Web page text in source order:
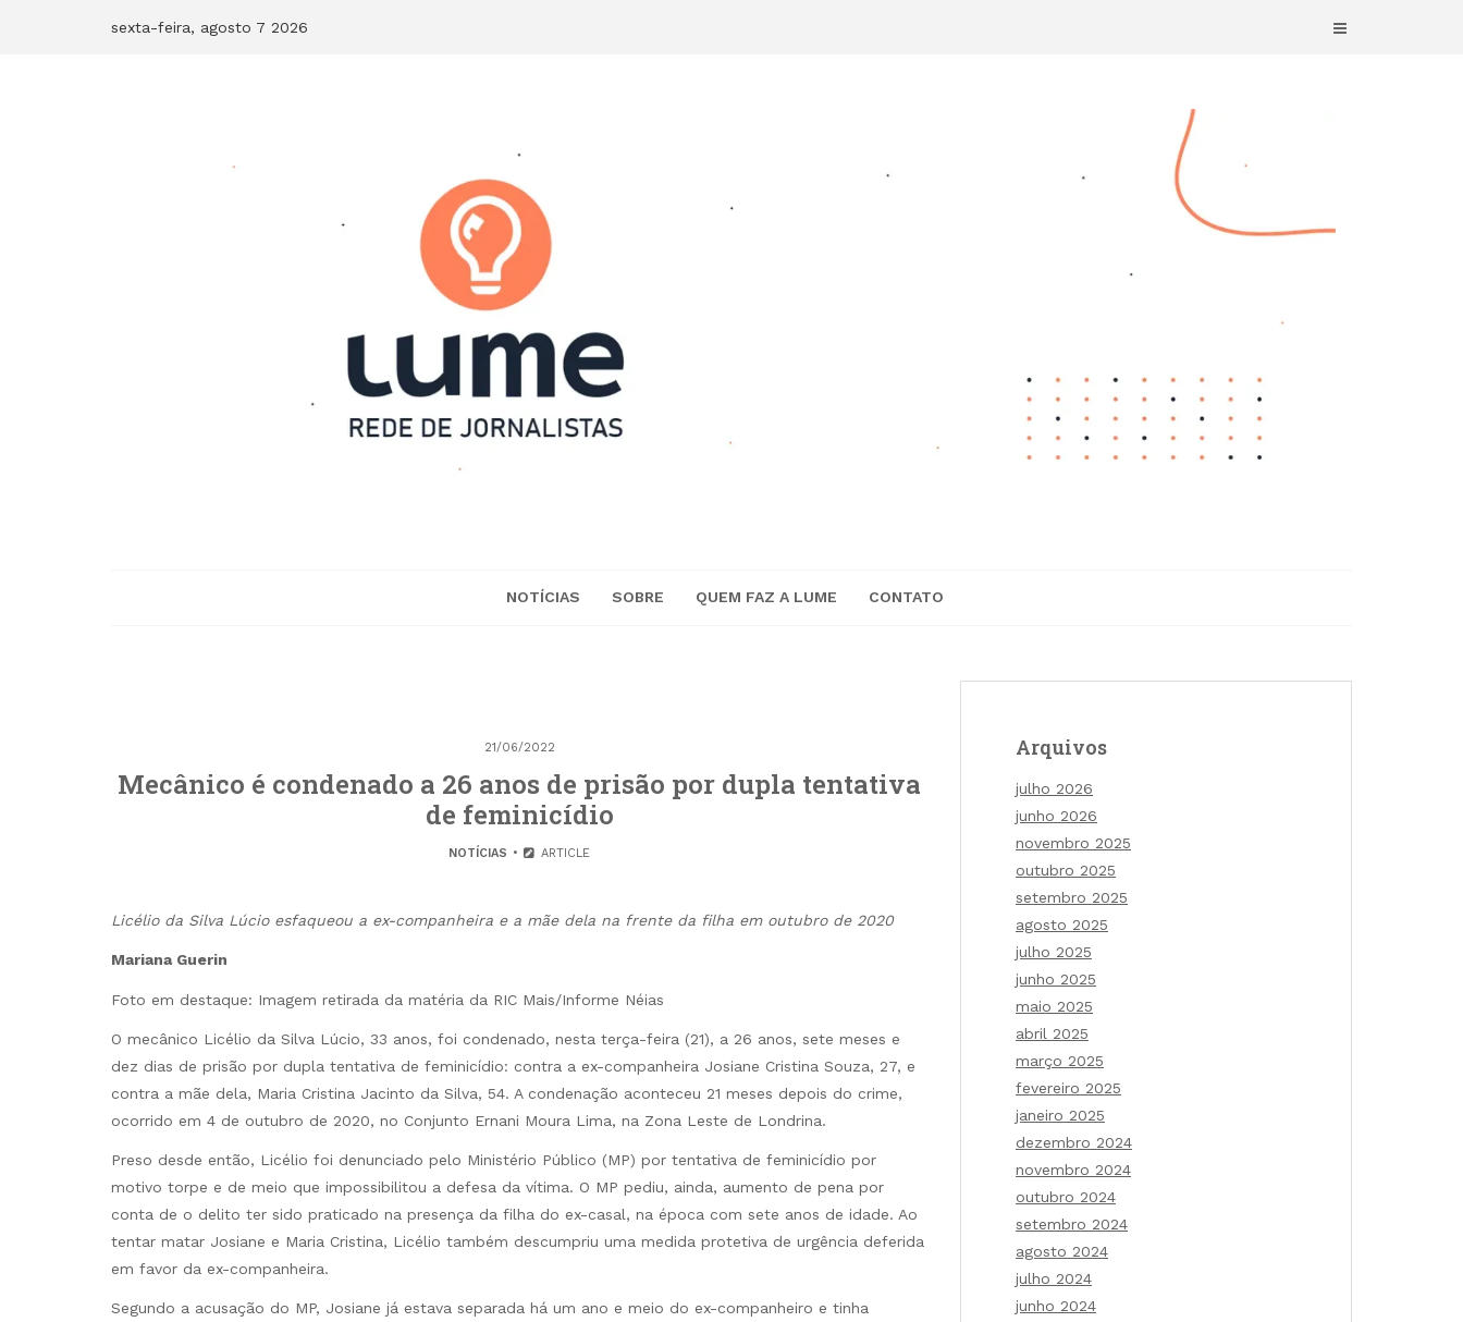
sexta-feira, agosto 7 2026
NOTÍCIAS SOBRE QUEM FAZ A LUME CONTATO
21/06/2022
Mecânico é condenado a 26 anos de prisão por dupla tentativa
de feminicídio
NOTÍCIAS ARTICLE
Licélio da Silva Lúcio esfaqueou a ex-companheira e a mãe dela na frente da filha em outubro de 2020
Mariana Guerin
Foto em destaque: Imagem retirada da matéria da RIC Mais/Informe Néias
O mecânico Licélio da Silva Lúcio, 33 anos, foi condenado, nesta terça-feira (21), a 26 anos, sete meses e
dez dias de prisão por dupla tentativa de feminicídio: contra a ex-companheira Josiane Cristina Souza, 27, e
contra a mãe dela, Maria Cristina Jacinto da Silva, 54. A condenação aconteceu 21 meses depois do crime,
ocorrido em 4 de outubro de 2020, no Conjunto Ernani Moura Lima, na Zona Leste de Londrina.
Preso desde então, Licélio foi denunciado pelo Ministério Público (MP) por tentativa de feminicídio por
motivo torpe e de meio que impossibilitou a defesa da vítima. O MP pediu, ainda, aumento de pena por
conta de o delito ter sido praticado na presença da filha do ex-casal, na época com sete anos de idade. Ao
tentar matar Josiane e Maria Cristina, Licélio também descumpriu uma medida protetiva de urgência deferida
em favor da ex-companheira.
Segundo a acusação do MP, Josiane já estava separada há um ano e meio do ex-companheiro e tinha
Arquivos
julho 2026
junho 2026
novembro 2025
outubro 2025
setembro 2025
agosto 2025
julho 2025
junho 2025
maio 2025
abril 2025
março 2025
fevereiro 2025
janeiro 2025
dezembro 2024
novembro 2024
outubro 2024
setembro 2024
agosto 2024
julho 2024
junho 2024